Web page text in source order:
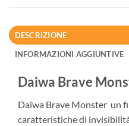
DESCRIZIONE
INFORMAZIONI AGGIUNTIVE
Daiwa Brave
Daiwa Brave Monster un
caratteristiche di